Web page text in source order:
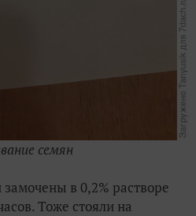
семян
в 0,2% растворе
Тоже стояли на